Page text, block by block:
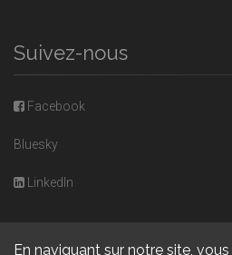
En naviguant sur notre site,
Suivez-nous
Facebook
Bluesky
LinkedIn